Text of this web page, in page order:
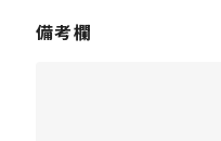
備考欄